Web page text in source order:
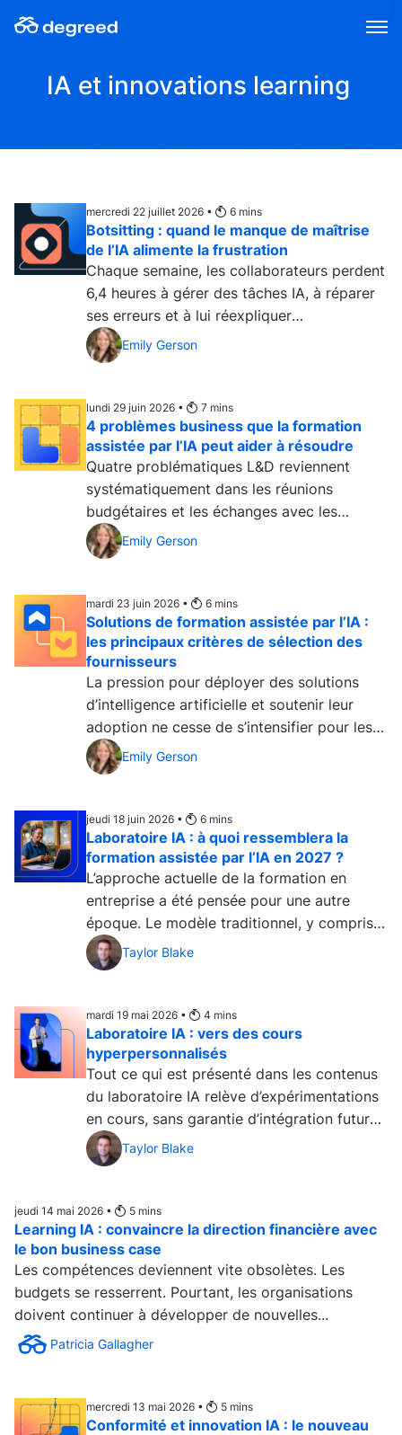
au
IA et innovations learning
mercredi 22 juillet 2026 • 6 mins
Botsitting : quand le manque de maîtrise
de l’IA alimente la frustration
Chaque semaine, les collaborateurs perdent
6,4 heures à gérer des tâches IA, à réparer
ses erreurs et à lui réexpliquer
constamment le...
Emily Gerson
lundi 29 juin 2026 • 7 mins
4 problèmes business que la formation
assistée par l’IA peut aider à résoudre
Quatre problématiques L&D reviennent
systématiquement dans les réunions
budgétaires et les échanges avec les
dirigeants. Et la plupart des...
Emily Gerson
mardi 23 juin 2026 • 6 mins
Solutions de formation assistée par l’IA :
les principaux critères de sélection des
fournisseurs
La pression pour déployer des solutions
d’intelligence artificielle et soutenir leur
adoption ne cesse de s’intensifier pour les
équipes de...
Emily Gerson
jeudi 18 juin 2026 • 6 mins
Laboratoire IA : à quoi ressemblera la
formation assistée par l’IA en 2027 ?
L’approche actuelle de la formation en
entreprise a été pensée pour une autre
époque. Le modèle traditionnel, y compris
dans sa version...
Taylor Blake
mardi 19 mai 2026 • 4 mins
Laboratoire IA : vers des cours
hyperpersonnalisés
Tout ce qui est présenté dans les contenus
du laboratoire IA relève d’expérimentations
en cours, sans garantie d’intégration future
dans la...Taylor Blake
jeudi 14 mai 2026 • 5 mins
Learning IA : convaincre la direction financière avec
le bon business case
Les compétences deviennent vite obsolètes. Les
budgets se resserrent. Pourtant, les organisations
doivent continuer à développer de nouvelles...
Patricia Gallagher
mercredi 13 mai 2026 • 5 mins
Conformité et innovation IA : le nouveau